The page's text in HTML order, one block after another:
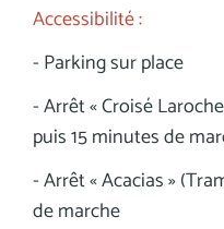
Accessibilité :
- Parking sur place
- Arrêt « Croisé
puis 15 minutes de
- Arrêt « Acacias »
de marche